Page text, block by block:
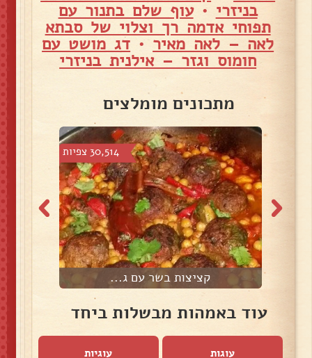
בניזרי •עוף שלם בתנור עם
תפוחי אדמה רך וצלוי של סבתא
לאה – לאה מאיר • דג מושט עם
חומוס וגזר – אילנית בניזרי
מתכונים מומלצים
30,514 צפיות
קציצות בשר עם ג...
עוד באמהות מבשלות ביחד
עוגות עוגיות